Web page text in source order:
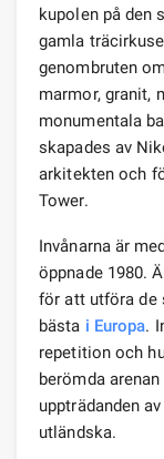
kupolen på den
gamla
genombruten
marmor, granit,
monumentala
skapades av
arkitekten och
Tower.
Invånarna är
öppnade 1980.
för att utföra de
bästa i Europa.
repetition och
berömda
uppträdanden
utländska.